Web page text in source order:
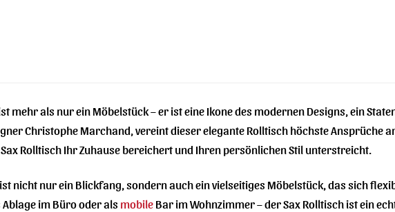
mehr als nur ein Möbelstück – er ist eine Ikone des modernen Designs, ein
Christophe Marchand, vereint dieser elegante Rolltisch höchste Ansprüche
Rolltisch Ihr Zuhause bereichert und Ihren persönlichen Stil unterstreicht.
nicht nur ein Blickfang, sondern auch ein vielseitiges Möbelstück, das sich
im Büro oder als mobileBar im Wohnzimmer – der Sax Rolltisch ist ein